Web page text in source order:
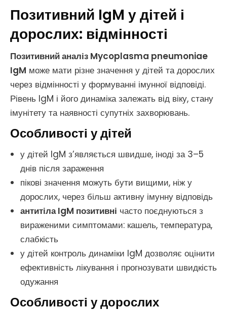
Позитивний IgM у дітей і
дорослих: відмінності
Позитивний аналіз Mycoplasma pneumoniae
IgM може мати різне значення у дітей та дорослих
через відмінності у формуванні імунної відповіді.
Рівень IgM і його динаміка залежать від віку, стану
імунітету та наявності супутніх захворювань.
Особливості у дітей
у дітей IgM з’являється швидше, іноді за 3–5
днів після зараження
пікові значення можуть бути вищими, ніж у
дорослих, через більш активну імунну відповідь
антитіла IgM позитивні часто поєднуються з
вираженими симптомами: кашель, температура,
слабкість
у дітей контроль динаміки IgM дозволяє оцінити
ефективність лікування і прогнозувати швидкість
одужання
Особливості у дорослих